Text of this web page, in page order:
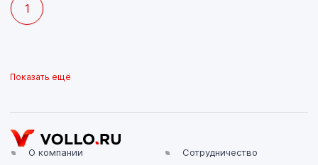
1
Показать ещё
О компании
Сотрудничество